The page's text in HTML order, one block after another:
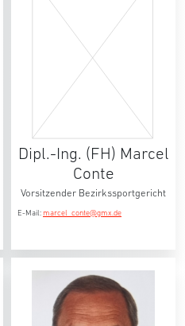
Dipl.-Ing. (FH) Marcel
Conte
Vorsitzender Bezirkssportgericht
E-Mail: marcel_conte@gmx.de